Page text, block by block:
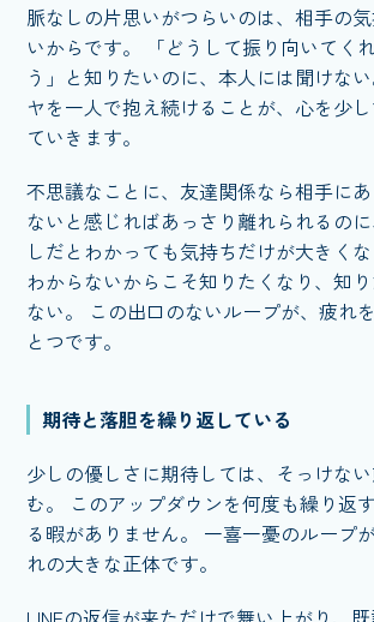
脈なしの片思いがつらいのは、相手の
いからです。 「どうして振り向いてく
う」と知りたいのに、本人には聞けな
ヤを一人で抱え続けることが、心を少
ていきます。
不思議なことに、友達関係なら相手に
ないと感じればあっさり離れられるの
しだとわかっても気持ちだけが大きくな
わからないからこそ知りたくなり、知
ない。 この出口のないループが、疲れ
とつです。
期待と落胆を繰り返している
少しの優しさに期待しては、そっけな
む。 このアップダウンを何度も繰り返
る暇がありません。 一喜一憂のループ
れの大きな正体です。